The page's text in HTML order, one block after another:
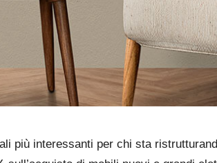
più interessanti per chi sta